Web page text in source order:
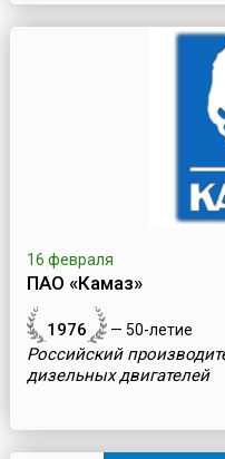
16 февраля
ПАО «Камаз»
1976 — 50-летие
Российский
дизельных двигателей